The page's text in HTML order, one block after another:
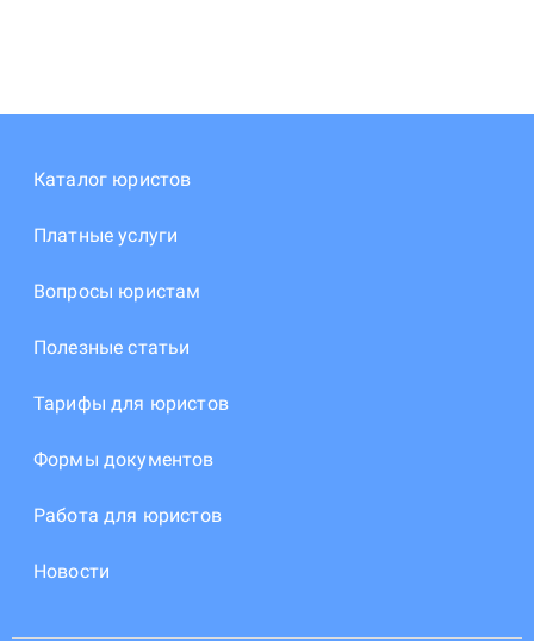
Каталог юристов
Платные услуги
Вопросы юристам
Полезные статьи
Тарифы для юристов
Формы документов
Работа для юристов
Новости